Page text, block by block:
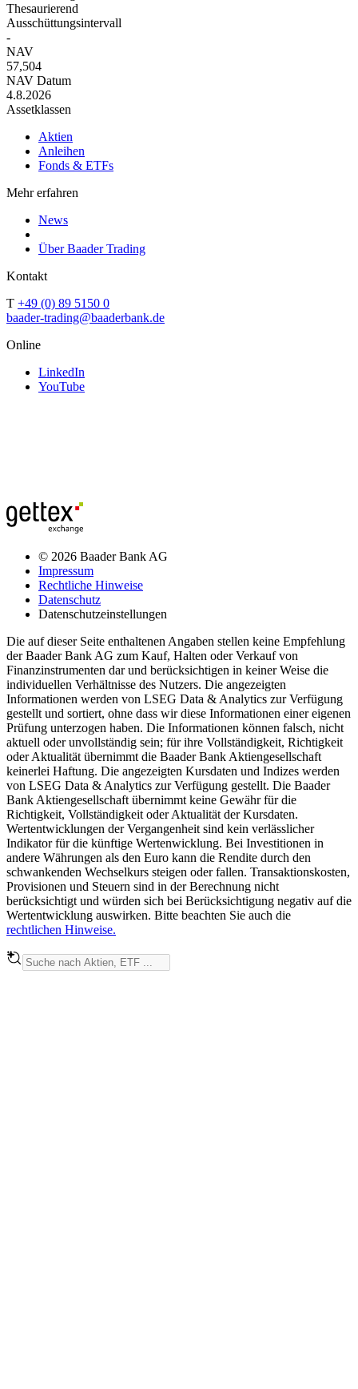
Thesaurierend
Ausschüttungsintervall
-
NAV
57,504
NAV Datum
4.8.2026
Assetklassen
Aktien
Anleihen
Fonds & ETFs
Mehr erfahren
News
Über Baader Trading
Kontakt
T +49 (0) 89 5150 0
baader-trading@baaderbank.de
Online
LinkedIn
YouTube
© 2026 Baader Bank AG
Impressum
Rechtliche Hinweise
Datenschutz
Datenschutzeinstellungen
Die auf dieser Seite enthaltenen Angaben stellen keine Empfehlung
der Baader Bank AG zum Kauf, Halten oder Verkauf von
Finanzinstrumenten dar und berücksichtigen in keiner Weise die
individuellen Verhältnisse des Nutzers. Die angezeigten
Informationen werden von LSEG Data & Analytics zur Verfügung
gestellt und sortiert, ohne dass wir diese Informationen einer eigenen
Prüfung unterzogen haben. Die Informationen können falsch, nicht
aktuell oder unvollständig sein; für ihre Vollständigkeit, Richtigkeit
oder Aktualität übernimmt die Baader Bank Aktiengesellschaft
keinerlei Haftung. Die angezeigten Kursdaten und Indizes werden
von LSEG Data & Analytics zur Verfügung gestellt. Die Baader
Bank Aktiengesellschaft übernimmt keine Gewähr für die
Richtigkeit, Vollständigkeit oder Aktualität der Kursdaten.
Wertentwicklungen der Vergangenheit sind kein verlässlicher
Indikator für die künftige Wertenwicklung. Bei Investitionen in
andere Währungen als den Euro kann die Rendite durch den
schwankenden Wechselkurs steigen oder fallen. Transaktionskosten,
Provisionen und Steuern sind in der Berechnung nicht
berücksichtigt und würden sich bei Berücksichtigung negativ auf die
Wertentwicklung auswirken. Bitte beachten Sie auch die
rechtlichen Hinweise.